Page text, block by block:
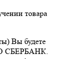
товара
Вы будете
СБЕРБАНК.